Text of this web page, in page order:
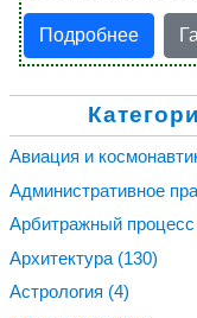
Подробнее
Авиация и
Административное
Арбитражный процесс
Архитектура (130)
Астрология (4)